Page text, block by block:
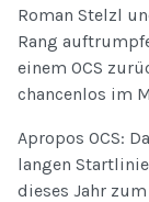
Roman Stelzl
Rang
einem OCS
chancenlos im
Apropos OCS:
langen
dieses Jahr